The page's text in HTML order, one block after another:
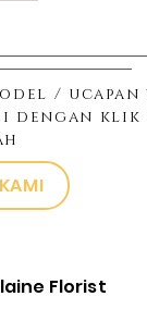
/ ucapan
dengan klik
Florist